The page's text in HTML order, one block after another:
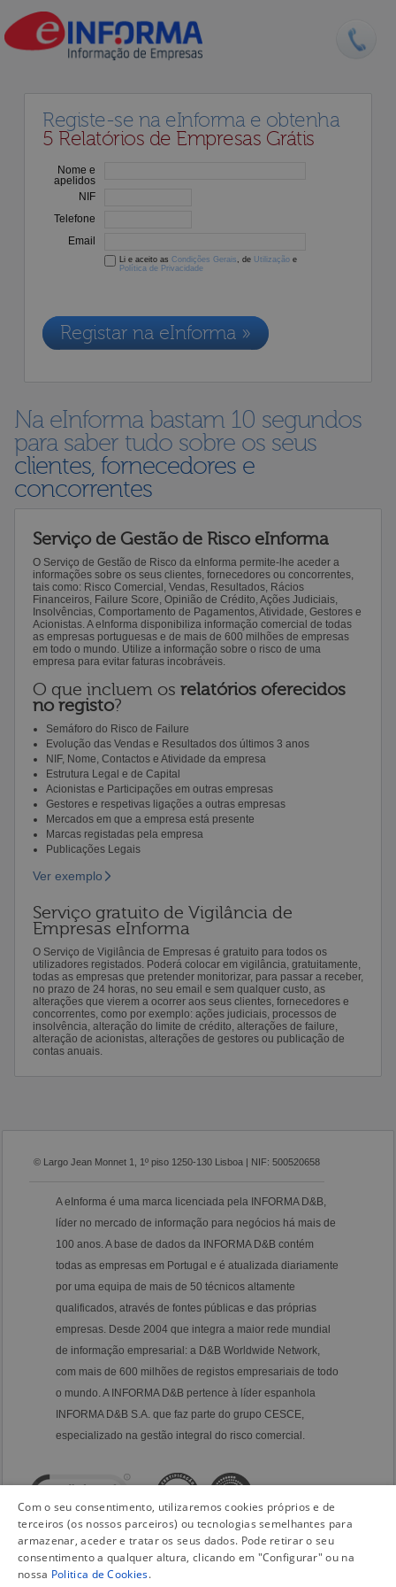
Registe-se na eInforma e obtenha
5 Relatórios de Empresas Grátis
Nome e
apelidos
NIF
Telefone
Email
Li e aceito as Condições Gerais , de Utilização e
Política de Privacidade
Registar na eInforma »
Na eInforma bastam 10 segundos
para saber tudo sobre os seus
clientes, fornecedores e
concorrentes
Serviço de Gestão de Risco eInforma
O Serviço de Gestão de Risco da eInforma permite-lhe aceder a
informações sobre os seus clientes, fornecedores ou concorrentes,
tais como: Risco Comercial, Vendas, Resultados, Rácios
Financeiros, Failure Score, Opinião de Crédito, Ações Judiciais,
Insolvências, Comportamento de Pagamentos, Atividade, Gestores e
Acionistas. A eInforma disponibiliza informação comercial de todas
as empresas portuguesas e de mais de 600 milhões de empresas
em todo o mundo. Utilize a informação sobre o risco de uma
empresa para evitar faturas incobráveis.
O que incluem os relatórios oferecidos
no registo?
Semáforo do Risco de Failure
Evolução das Vendas e Resultados dos últimos 3 anos
NIF, Nome, Contactos e Atividade da empresa
Estrutura Legal e de Capital
Acionistas e Participações em outras empresas
Gestores e respetivas ligações a outras empresas
Mercados em que a empresa está presente
Marcas registadas pela empresa
Publicações Legais
Ver exemplo
Serviço gratuito de Vigilância de
Empresas eInforma
O Serviço de Vigilância de Empresas é gratuito para todos os
utilizadores registados. Poderá colocar em vigilância, gratuitamente,
todas as empresas que pretender monitorizar, para passar a receber,
no prazo de 24 horas, no seu email e sem qualquer custo, as
alterações que vierem a ocorrer aos seus clientes, fornecedores e
concorrentes, como por exemplo: ações judiciais, processos de
insolvência, alteração do limite de crédito, alterações de failure,
alteração de acionistas, alterações de gestores ou publicação de
contas anuais.
© Largo Jean Monnet 1, 1º piso 1250-130 Lisboa | NIF: 500520658
A eInforma é uma marca licenciada pela INFORMA D&B,
líder no mercado de informação para negócios há mais de
100 anos. A base de dados da INFORMA D&B contém
todas as empresas em Portugal e é atualizada diariamente
por uma equipa de mais de 50 técnicos altamente
qualificados, através de fontes públicas e das próprias
empresas. Desde 2004 que integra a maior rede mundial
de informação empresarial: a D&B Worldwide Network,
com mais de 600 milhões de registos empresariais de todo
o mundo. A INFORMA D&B pertence à líder espanhola
INFORMA D&B S.A. que faz parte do grupo CESCE,
especializado na gestão integral do risco comercial.
Com o seu consentimento, utilizaremos cookies próprios e de
terceiros (os nossos parceiros) ou tecnologias semelhantes para
armazenar, aceder e tratar os seus dados. Pode retirar o seu
consentimento a qualquer altura, clicando em "Configurar" ou na
nossa Politica de Cookies.